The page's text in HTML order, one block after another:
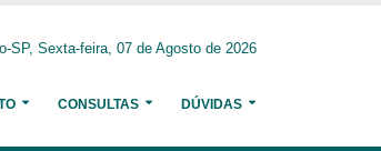
SP, Sexta-feira, 07 de Agosto de 2026
CONSULTAS DÚVIDAS